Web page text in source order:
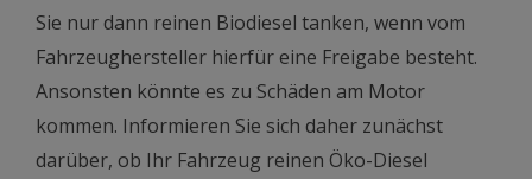
Sie nur dann reinen Biodiesel tanken, wenn vom
Fahrzeughersteller hierfür eine Freigabe besteht.
Ansonsten könnte es zu Schäden am Motor
kommen. Informieren Sie sich daher zunächst
darüber, ob Ihr Fahrzeug reinen Öko-Diesel